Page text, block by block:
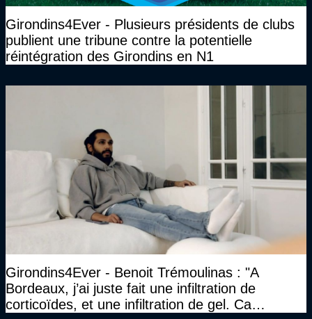
Girondins4Ever - Plusieurs présidents de clubs
publient une tribune contre la potentielle
réintégration des Girondins en N1
Girondins4Ever - Benoit Trémoulinas : "A
Bordeaux, j’ai juste fait une infiltration de
corticoïdes, et une infiltration de gel. Ca